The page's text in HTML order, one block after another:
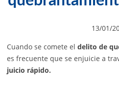
13/01/
Cuando se comete el delito de
es frecuente que se enjuicie a
juicio rápido.